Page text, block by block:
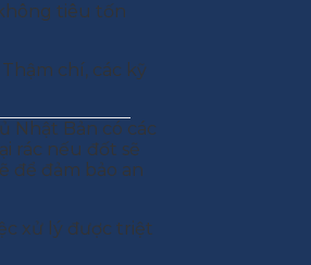
tiêu tốn
chí, các kỹ
Nhật Bản có các
rác nếu đốt sẽ
để đảm bảo an
xử lý được triệt